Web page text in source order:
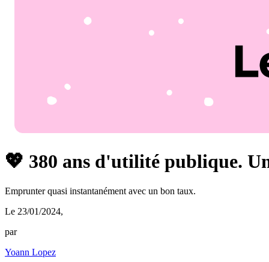
💖 380 ans d'utilité publique.
Emprunter quasi instantanément avec un bon taux.
Le 23/01/2024,
par
Yoann Lopez